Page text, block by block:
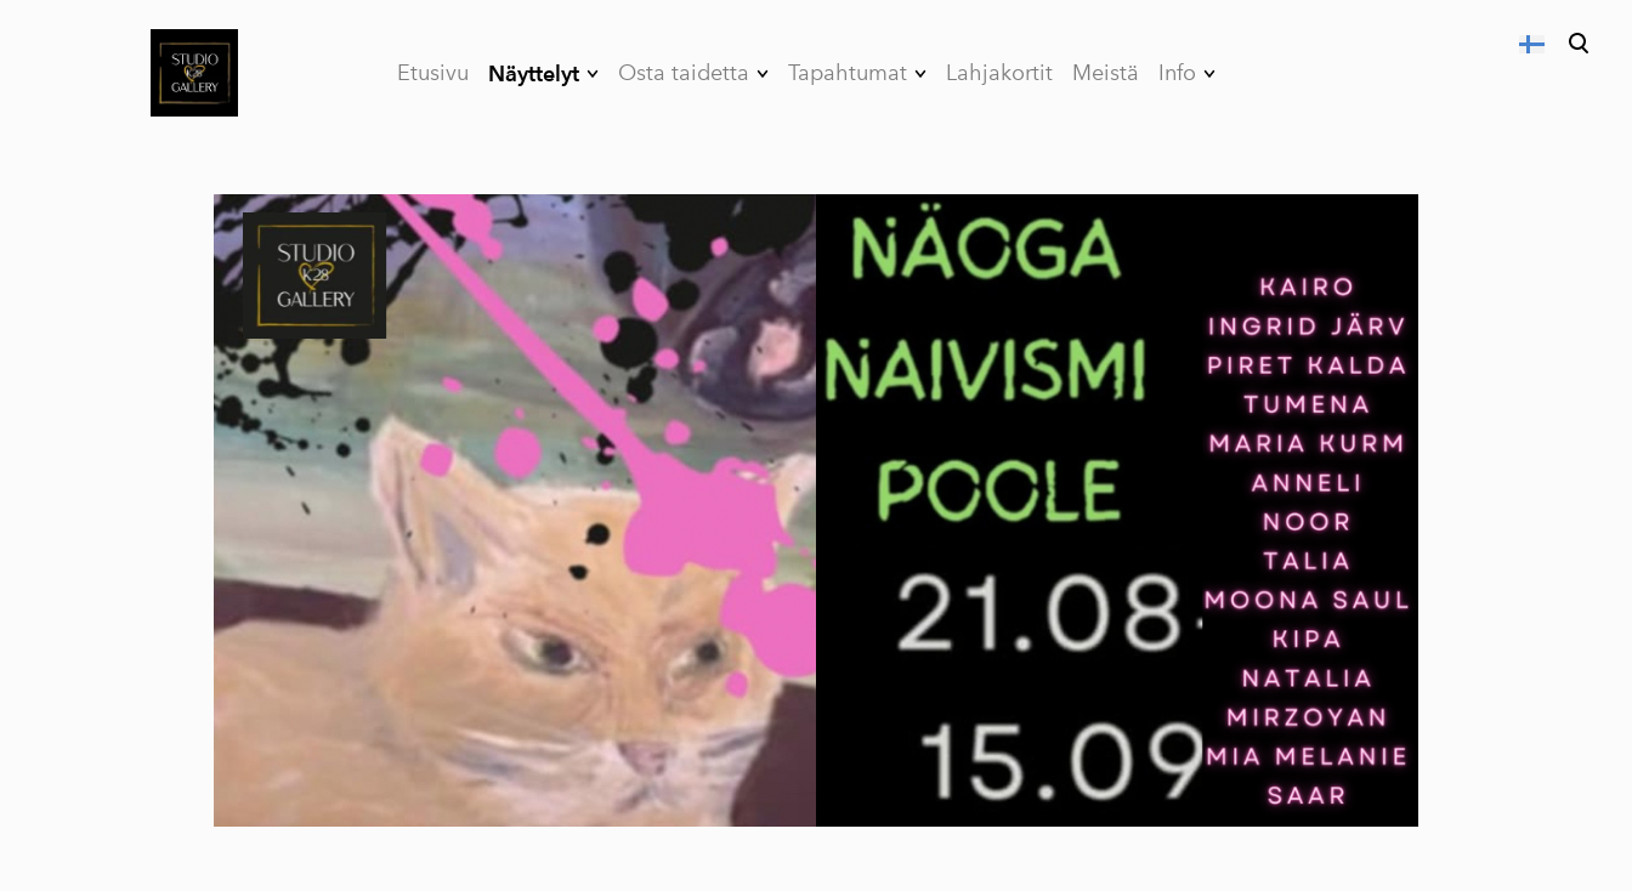
Etusivu Näyttelyt
UNI;
ENSIMMÄINEN
OSA
Vinegrett2-
rühmanäitus
Face Towards
Naivism
Dialogi ajan ja AI:n
kanssa
Looduse palve
My True Nature
Viivan ja
merkityksen välissä
Syntymäpäivä
Värimaailma
Vinegrett
ryhmänäyttely
Kuplan sisällä -
Osta taidetta Tapahtumat
Tiimitapahtumat
Art&Celebrate -
juhlat
Studion vuokraus
Lahjakortit Meistä Info